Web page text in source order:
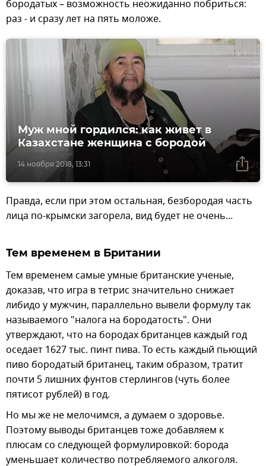
бородатых – возможность неожиданно побриться:
раз - и сразу лет на пять моложе.
14 ноября 2018, 13:31
Муж мной гордился: как живет в
Казахстане женщина с бородой
Правда, если при этом остальная, безбородая часть
лица по-крымски загорела, вид будет не очень...
Тем временем в Британии
Тем временем самые умные британские ученые,
доказав, что игра в тетрис значительно снижает
либидо у мужчин, параллельно вывели формулу так
называемого "налога на бородатость". Они
утверждают, что на бородах британцев каждый год
оседает 1627 тыс. пинт пива. То есть каждый пьющий
пиво бородатый британец, таким образом, тратит
почти 5 лишних фунтов стерлингов (чуть более
пятисот рублей) в год.
Но мы же не мелочимся, а думаем о здоровье.
Поэтому выводы британцев тоже добавляем к
плюсам со следующей формулировкой: борода
уменьшает количество потребляемого алкоголя.